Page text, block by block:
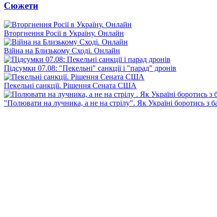
Сюжети
Вторгнення Росії в Україну. Онлайн
Війна на Близькому Сході. Онлайн
Підсумки 07.08: "Пекельні" санкції і "парад" дронів
Пекельні санкції. Рішення Сената США
"Полювати на лучника, а не на стрілу". Як Україні боротись з